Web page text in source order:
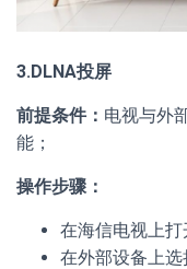
3.DLNA投屏
前提条件： 电视与外
能；
操作步骤：
在海信电视上打
在外部设备上选